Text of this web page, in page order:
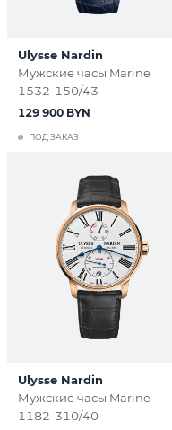
Ulysse Nardin
Мужские часы Marine
1532-150/43
ПОД ЗАКАЗ
129 900 BYN
Ulysse Nardin
Мужские часы Marine
1182-310/40